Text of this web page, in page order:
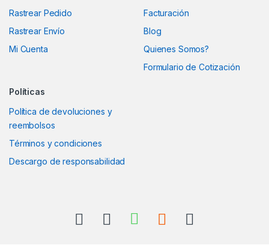
Rastrear Pedido
Rastrear Envío
Mi Cuenta
Facturación
Blog
Quienes Somos?
Formulario de Cotización
Políticas
Política de devoluciones y
reembolsos
Términos y condiciones
Descargo de responsabilidad